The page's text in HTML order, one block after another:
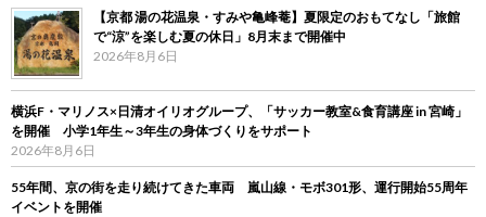
【京都 湯の花温泉・すみや亀峰菴】夏限定のおもてなし「旅館
で“涼”を楽しむ夏の休日」8月末まで開催中
2026年8月6日
横浜F・マリノス×日清オイリオグループ、「サッカー教室&食育講座 in 宮崎」
を開催 小学1年生～3年生の身体づくりをサポート
2026年8月6日
55年間、京の街を走り続けてきた車両 嵐山線・モボ301形、運行開始55周年
イベントを開催